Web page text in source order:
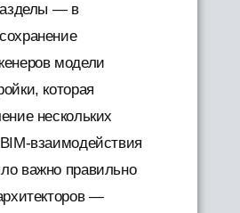
— в
модели
которая
нескольких
взаимодействия
важно правильно
—